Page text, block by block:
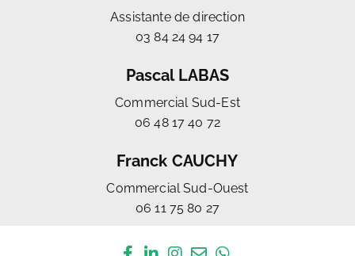
Assistante de direction
03 84 24 94 17
Pascal LABAS
Commercial Sud-Est
06 48 17 40 72
Franck CAUCHY
Commercial Sud-Ouest
06 11 75 80 27